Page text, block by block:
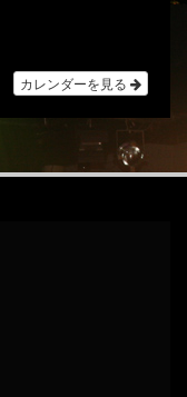
カレンダーを見る